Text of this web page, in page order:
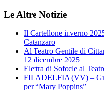
Le Altre Notizie
Il Cartellone inverno
Catanzaro
Al Teatro Gentile di
12 dicembre 2025
Elettra di Sofocle al
FILADELFIA (VV) –
per “Mary Poppins”